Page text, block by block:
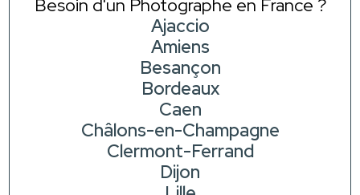
Besoin d'un Photographe en France ?
Ajaccio
Amiens
Besançon
Bordeaux
Caen
Châlons-en-Champagne
Clermont-Ferrand
Dijon